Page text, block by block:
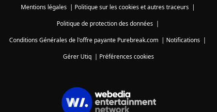
Mentions légales| Politique sur les cookies et autres traceurs|
Politique de protection des données|
Conditions Générales de l'offre payante Purebreak.com | Notifications |
Gérer Utiq | Préférences cookies